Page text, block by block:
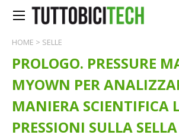
HOME > SELLE
PROLOGO. PRESSURE
MYOWN PER
MANIERA SCIENTIFICA
PRESSIONI SULLA SELLA